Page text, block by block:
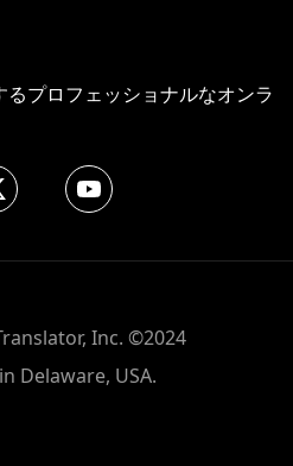
プロフェッショナルなオンラ
Inc. ©2024
Delaware, USA.